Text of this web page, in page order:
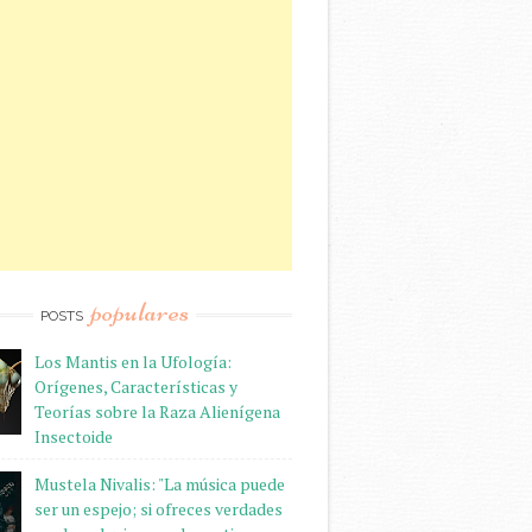
POSTS populares
Los Mantis en la Ufología:
Orígenes, Características y
Teorías sobre la Raza Alienígena
Insectoide
Mustela Nivalis: "La música puede
ser un espejo; si ofreces verdades